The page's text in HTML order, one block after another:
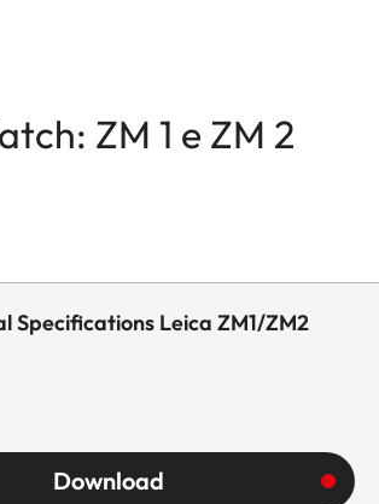
ZM 1 e ZM 2
Specifications Leica ZM1/ZM2
Download